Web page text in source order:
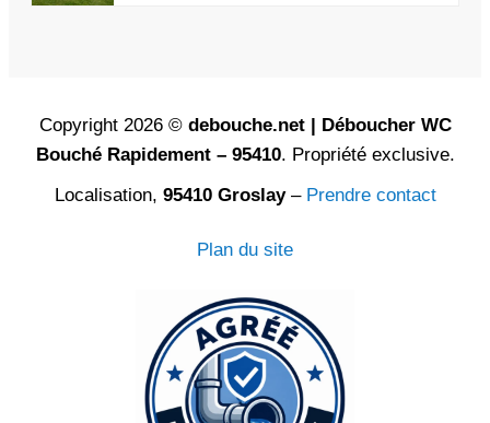
Copyright 2026 © debouche.net | Déboucher WC
Bouché Rapidement – 95410. Propriété exclusive.
Localisation, 95410 Groslay– Prendre contact
Plan du site